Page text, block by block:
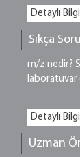
Detaylı Bilgi
Sıkça
m/z nedir?
laboratuvar
Detaylı Bilgi
Uzman